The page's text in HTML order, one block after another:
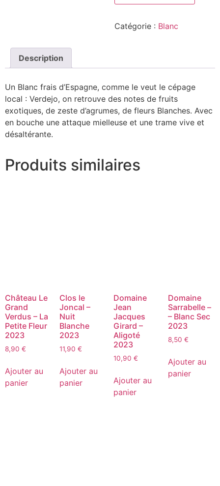
Verdejo
Catégorie : Blanc
Description
Un Blanc frais d’Espagne, comme le veut le cépage
local : Verdejo, on retrouve des notes de fruits
exotiques, de zeste d’agrumes, de fleurs Blanches. Avec
en bouche une attaque mielleuse et une trame vive et
désaltérante.
Produits similaires
Château Le
Grand
Verdus – La
Petite Fleur
2023
8,90 €
Ajouter au
panier
Clos le
Joncal –
Nuit
Blanche
2023
11,90 €
Ajouter au
panier
Domaine
Jean
Jacques
Girard –
Aligoté
2023
10,90€
Ajouter au
panier
Domaine
Sarrabelle –
– Blanc Sec
2023
8,50 €
Ajouter au
panier